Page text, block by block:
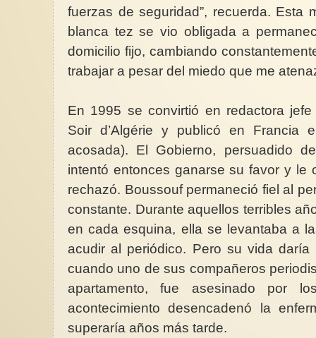
fuerzas de seguridad”, recuerda. Esta
blanca tez se vio obligada a
domicilio fijo, cambiando
trabajar a pesar del miedo que me
En 1995 se convirtió en redactora
Soir d’Algérie y publicó en Francia
acosada). El Gobierno, persuadido
intentó entonces ganarse su favor y le
rechazó. Boussouf permaneció fiel al
constante. Durante aquellos terribles
en cada esquina, ella se levantaba a
acudir al periódico. Pero su vida
cuando uno de sus compañeros
apartamento, fue asesinado por
acontecimiento desencadenó la
superaría años más tarde.